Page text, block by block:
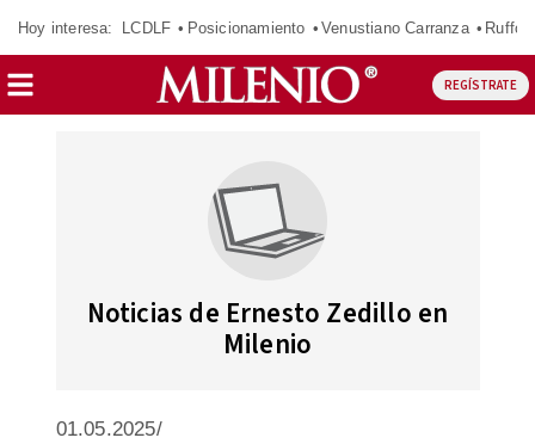
Hoy interesa: LCDLF Posicionamiento Venustiano Carranza Ruffo
REGÍSTRATE
Noticias de Ernesto Zedillo en
Milenio
01.05.2025/